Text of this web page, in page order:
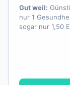
Gut weil:
nur 1
sogar nur 1,50